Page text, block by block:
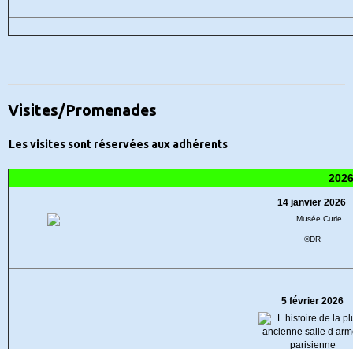
Visites/Promenades
Les visites sont réservées aux adhérents
2026
14 janvier 2026
©DR
5 février 2026